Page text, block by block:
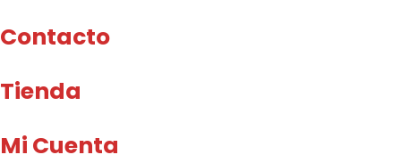
Contacto
Tienda
Mi Cuenta